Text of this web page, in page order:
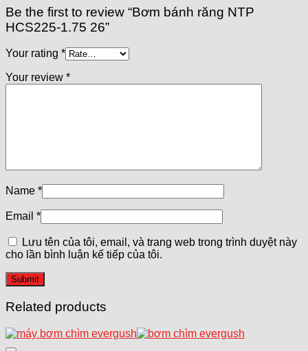
Be the first to review “Bơm bánh răng NTP
HCS225-1.75 26”
Your rating *
Your review *
Name *
Email *
Lưu tên của tôi, email, và trang web trong trình duyệt này
cho lần bình luận kế tiếp của tôi.
Related products